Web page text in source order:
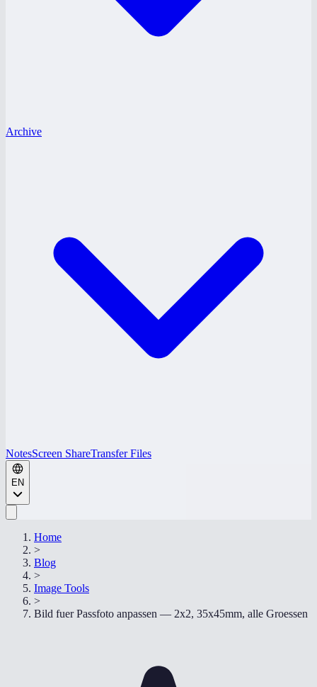
Archive
NotesScreen ShareTransfer Files
EN
Home
>
Blog
>
Image Tools
>
Bild fuer Passfoto anpassen — 2x2, 35x45mm, alle Groessen